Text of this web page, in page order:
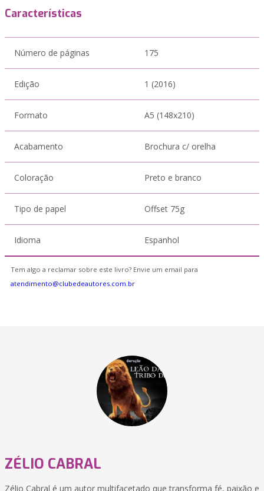
Características
Número de páginas 175
Edição 1 (2016)
Formato A5 (148x210)
Acabamento Brochura c/ orelha
Coloração Preto e branco
Tipo de papel Offset 75g
Idioma Espanhol
Tem algo a reclamar sobre este livro? Envie um email para
atendimento@clubedeautores.com.br
ZÉLIO CABRAL
Zélio Cabral é um autor multifacetado que transforma fé, paixão e